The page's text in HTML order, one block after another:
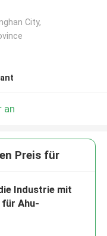
City,
an
Preis für
Industrie mit
Ahu-